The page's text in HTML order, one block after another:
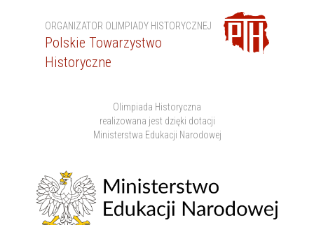
ORGANIZATOR OLIMPIADY HISTORYCZNEJ
Polskie Towarzystwo
Historyczne
Olimpiada Historyczna
realizowana jest dzięki dotacji
Ministerstwa Edukacji Narodowej